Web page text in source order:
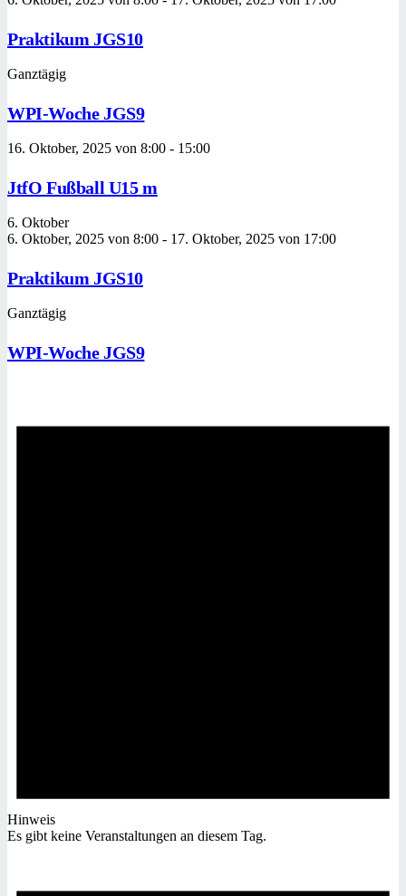
Praktikum JGS10
Ganztägig
WPI-Woche JGS9
16. Oktober, 2025 von 8:00 - 15:00
JtfO Fußball U15 m
6. Oktober
6. Oktober, 2025 von 8:00 - 17. Oktober, 2025 von 17:00
Praktikum JGS10
Ganztägig
WPI-Woche JGS9
Hinweis
Es gibt keine Veranstaltungen an diesem Tag.